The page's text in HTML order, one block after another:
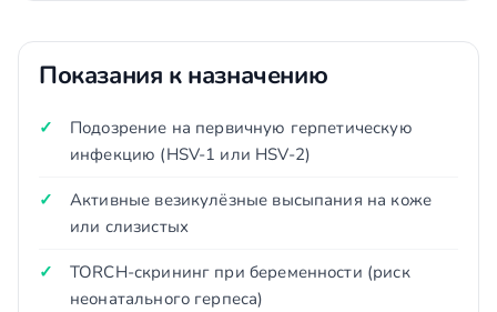
Показания к назначению
Подозрение на первичную герпетическую
инфекцию (HSV-1 или HSV-2)
Активные везикулёзные высыпания на коже
или слизистых
TORCH-скрининг при беременности (риск
неонатального герпеса)